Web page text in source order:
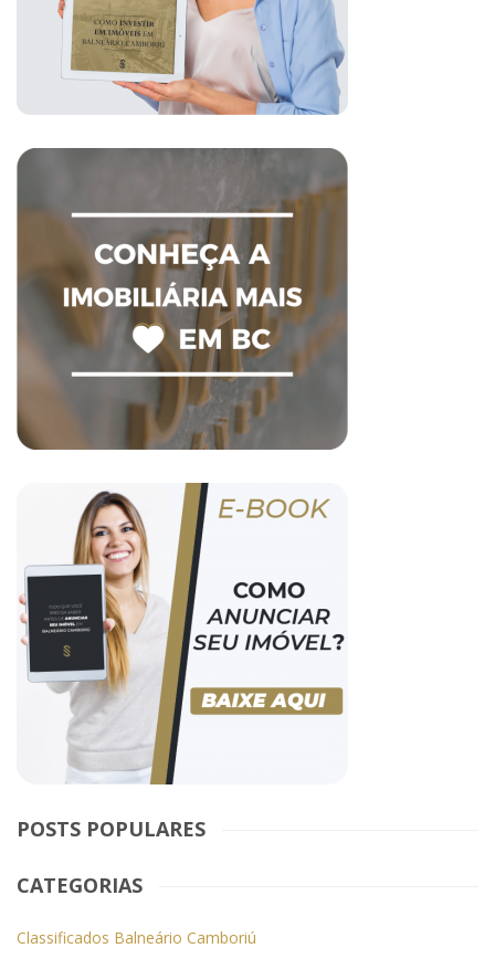
POSTS POPULARES
CATEGORIAS
Classificados Balneário Camboriú